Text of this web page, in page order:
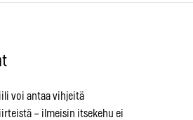
voi antaa vihjeitä
– ilmeisin itsekehu ei